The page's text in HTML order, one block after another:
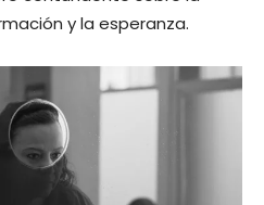
y la esperanza.